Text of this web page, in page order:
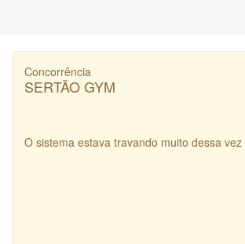
Concorrência
SERTÃO GYM
O sistema estava travando muito dessa vez